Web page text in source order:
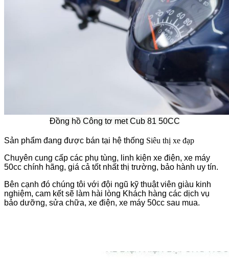
Đồng hồ Công tơ met Cub 81 50CC
Sản phẩm đang được bán tại hệ thống Siêu thị xe đạp
Chuyên cung cấp các phụ tùng, linh kiện xe điện, xe máy
50cc chính hãng, giá cả tốt nhất thị trường, bảo hành uy tín.
Bên cạnh đó chúng tôi với đội ngũ kỹ thuật viên giàu kinh
nghiệm, cam kết sẽ làm hài lòng Khách hàng các dịch vụ
bảo dưỡng, sửa chữa, xe điện, xe máy 50cc sau mua.